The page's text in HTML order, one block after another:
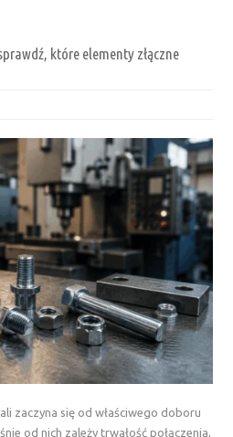
które elementy złączne
zaczyna się od właściwego doboru
od nich zależy trwałość połączenia,